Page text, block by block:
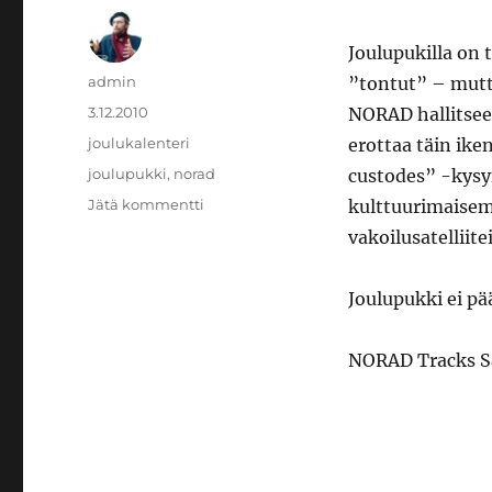
Joulupukilla on
”tontut” –
NORAD
erottaa täin
custodes” -
Joulupukki ei
NORAD Tracks
Kirjoittaja
admin
Julkaistu
3.12.2010
Kategoriat
joulukalenteri
Avainsanat
joulupukki, norad
Jätä kommentti